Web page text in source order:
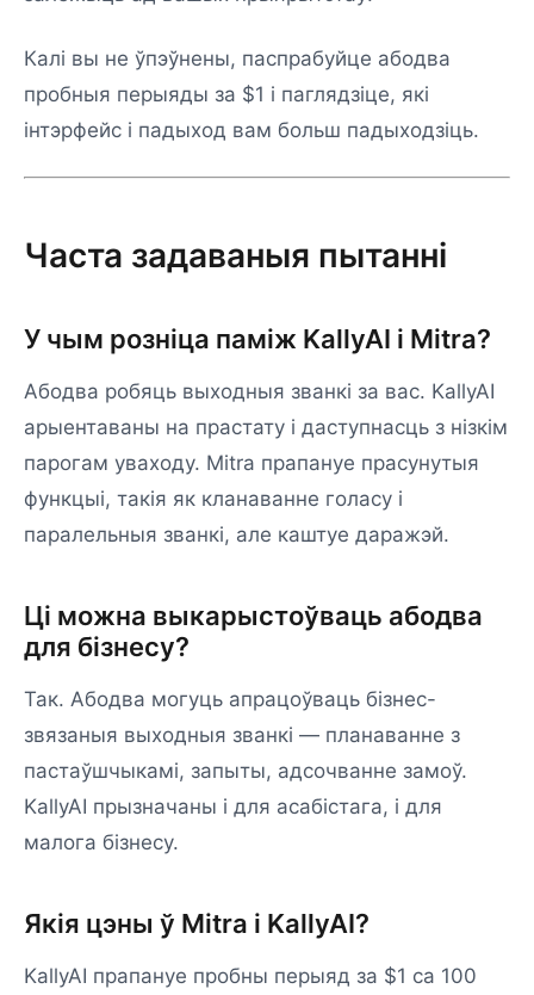
Калі вы не ўпэўнены, паспрабуйце абодва
пробныя перыяды за $1 і паглядзіце, які
інтэрфейс і падыход вам больш падыходзіць.
Часта задаваныя пытанні
У чым розніца паміж KallyAI і Mitra?
Абодва робяць выходныя званкі за вас. KallyAI
арыентаваны на прастату і даступнасць з нізкім
парогам уваходу. Mitra прапануе прасунутыя
функцыі, такія як кланаванне голасу і
паралельныя званкі, але каштуе даражэй.
Ці можна выкарыстоўваць абодва
для бізнесу?
Так. Абодва могуць апрацоўваць бізнес-
звязаныя выходныя званкі — планаванне з
пастаўшчыкамі, запыты, адсочванне замоў.
KallyAI прызначаны і для асабістага, і для
малога бізнесу.
Якія цэны ў Mitra і KallyAI?
KallyAI прапануе пробны перыяд за $1 са 100